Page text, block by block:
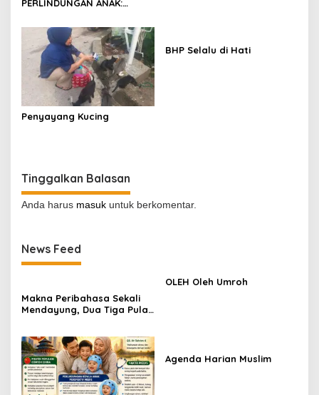
PERLINDUNGAN ANAK:
MEDIS
Penyayang Kucing
BHP Selalu di Hati
Tinggalkan Balasan
Anda harus masuk untuk berkomentar.
News Feed
Makna Peribahasa Sekali
Mendayung, Dua Tiga Pulau
OLEH Oleh Umroh
Agenda Harian Muslim